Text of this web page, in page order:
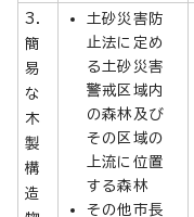
3．
簡
易
な
木
製
構
造
土砂災害防
止法に定め
る土砂災害
警戒区域内
の森林及び
その区域の
上流に位置
する森林
その他市長